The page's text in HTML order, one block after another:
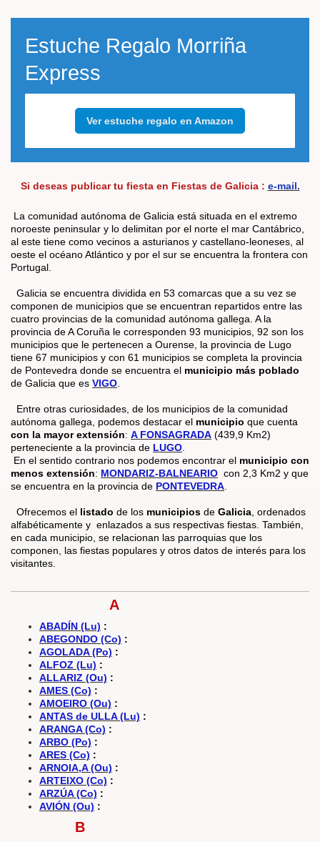
Estuche Regalo Morriña
Express
Ver estuche regalo en Amazon
Si deseas publicar tu fiesta en Fiestas de Galicia : e-mail.
La comunidad autónoma de Galicia está situada en el extremo
noroeste peninsular y lo delimitan por el norte el mar Cantábrico,
al este tiene como vecinos a asturianos y castellano-leoneses, al
oeste el océano Atlántico y por el sur se encuentra la frontera con
Portugal.
Galicia se encuentra dividida en 53 comarcas que a su vez se
componen de municipios que se encuentran repartidos entre las
cuatro provincias de la comunidad autónoma gallega. A la
provincia de A Coruña le corresponden 93 municipios, 92 son los
municipios que le pertenecen a Ourense, la provincia de Lugo
tiene 67 municipios y con 61 municipios se completa la provincia
de Pontevedra donde se encuentra el municipio más poblado
de Galicia que es VIGO.
Entre otras curiosidades, de los municipios de la comunidad
autónoma gallega, podemos destacar el municipio que cuenta
con la mayor extensión: A FONSAGRADA (439,9 Km2)
perteneciente a la provincia de LUGO.
En el sentido contrario nos podemos encontrar el municipio con
menos extensión: MONDARIZ-BALNEARIO con 2,3 Km2 y que
se encuentra en la provincia de PONTEVEDRA.
Ofrecemos el listado de los municipios de Galicia, ordenados
alfabéticamente y enlazados a sus respectivas fiestas. También,
en cada municipio, se relacionan las parroquias que los
componen, las fiestas populares y otros datos de interés para los
visitantes.
A
ABADÍN (Lu) :
ABEGONDO (Co) :
AGOLADA (Po) :
ALFOZ (Lu) :
ALLARIZ (Ou) :
AMES (Co) :
AMOEIRO (Ou) :
ANTAS de ULLA (Lu) :
ARANGA (Co) :
ARBO (Po) :
ARES (Co) :
ARNOIA,A (Ou) :
ARTEIXO (Co) :
ARZÚA (Co) :
AVIÓN (Ou) :
B